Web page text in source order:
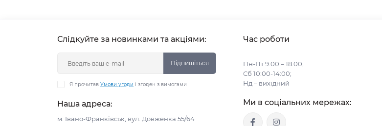
Слідкуйте за новинками та акціями:
Підпишіться
Я прочитав Умови угоди і згоден з вимогами
Наша адреса:
м. Івано-Франківськ, вул. Довженка 55/64
Час роботи
Пн-Пт 9:00 – 18:00;
Сб 10:00-14:00;
Нд – вихідний
Ми в соціальних мережах: